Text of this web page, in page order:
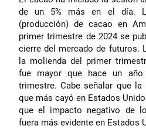
de un 5% más en el día.
(producción) de cacao en
primer trimestre de 2024 se
cierre del mercado de futuros.
la molienda del primer
fue mayor que hace un
trimestre. Cabe señalar que
que más cayó en Estados
que el impacto negativo de
fuera más evidente en Estados